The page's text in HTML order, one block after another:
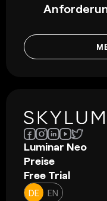
Luminar Neo
Preise
Free Trial
DE EN